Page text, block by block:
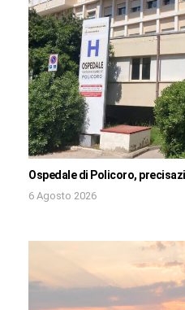
Ospedale di Policoro,
6 Agosto 2026